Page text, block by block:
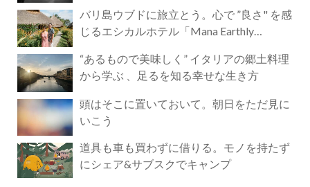
バリ島ウブドに旅立とう。心で ”良さ" を感
じるエシカルホテル「Mana Earthly
“あるもので美味しく” イタリアの郷土料理
から学ぶ 、足るを知る幸せな生き方
頭はそこに置いておいて。朝日をただ見に
いこう
道具も車も買わずに借りる。モノを持たず
にシェア&サブスクでキャンプ